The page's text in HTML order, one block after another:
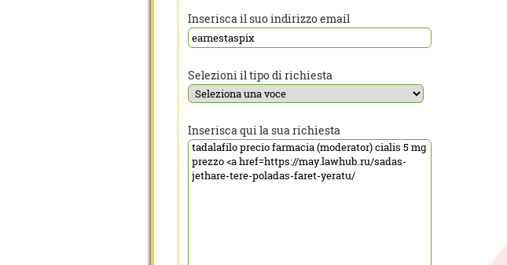
Inserisca il suo indirizzo email
Selezioni il tipo di richiesta
Inserisca qui la sua richiesta